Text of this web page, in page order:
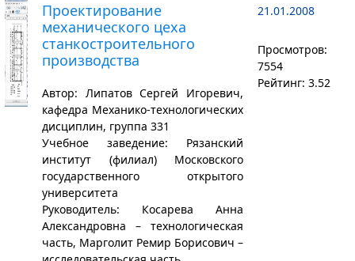
Проектирование
механического цеха
станкостроительного
производства
Автор: Липатов Сергей Игоревич,
кафедра Механико-технологических
дисциплин, группа 331
Учебное заведение: Рязанский
институт (филиал) Московского
государственного открытого
университета
Руководитель: Косарева Анна
Александровна – технологическая
часть, Марголит Ремир Борисович –
21.01.2008
Просмотров:
7554
Рейтинг: 3.52